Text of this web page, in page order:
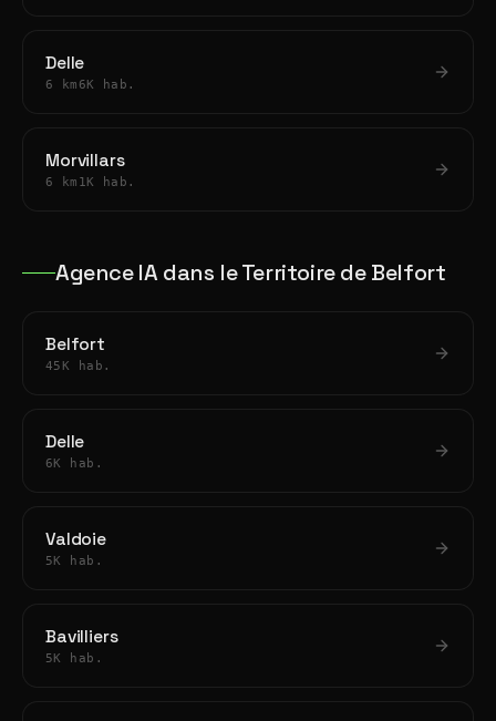
Delle
6 km 6K hab.
Morvillars
6 km 1K hab.
Agence IA dans le Territoire de Belfort
Belfort
45K hab.
Delle
6K hab.
Valdoie
5K hab.
Bavilliers
5K hab.